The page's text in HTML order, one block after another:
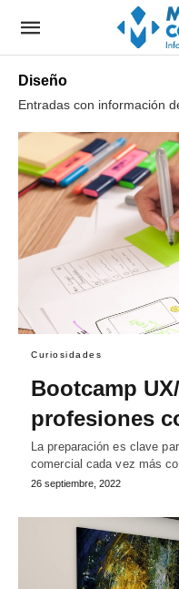
Diseño
Entradas con información
Curiosidades
Bootcamp
profesiones
La preparación es clave
comercial cada vez más
26 septiembre, 2022